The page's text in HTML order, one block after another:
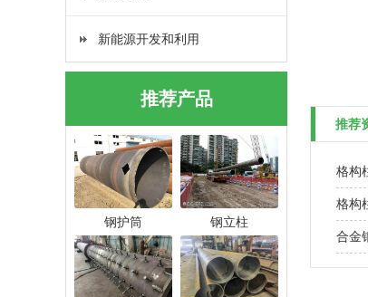
新能源开发和利用
推荐产品
钢护筒 钢立柱
推荐
格构
格构
合金